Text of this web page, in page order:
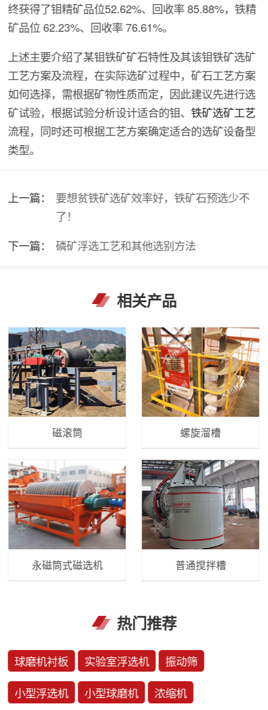
终获得了钼精矿品位52.62%、回收率 85.88%，铁精
矿品位 62.23%、回收率 76.61%。
上述主要介绍了某钼铁矿矿石特性及其该钼铁矿选矿
工艺方案及流程，在实际选矿过程中，矿石工艺方案
如何选择，需根据矿物性质而定，因此建议先进行选
矿试验，根据试验分析设计适合的钼、铁矿选矿工艺
流程，同时还可根据工艺方案确定适合的选矿设备型
类型。
上一篇：
要想贫铁矿选矿效率好，铁矿石预选少不
了！
下一篇：
磷矿浮选工艺和其他选别方法
相关产品
磁滚筒 螺旋溜槽
永磁筒式磁选机 普通搅拌槽
热门推荐
球磨机衬板 实验室浮选机 振动筛
小型浮选机 小型球磨机 浓缩机